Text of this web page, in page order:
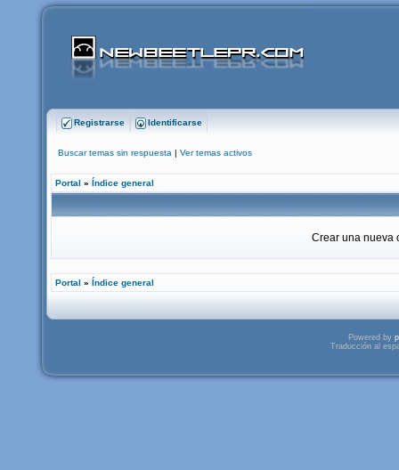
Registrarse Identificarse
Buscar temas sin respuesta | Ver temas activos
Portal » Índice general
Crear una nueva
Portal » Índice general
Powered by
Traducción al